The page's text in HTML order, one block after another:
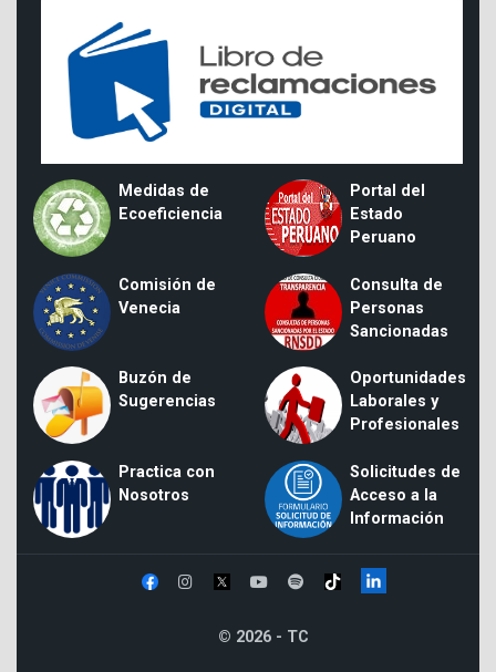
Medidas de
Ecoeficiencia
Portal del
Estado
Peruano
Comisión de
Venecia
Consulta de
Personas
Sancionadas
Buzón de
Sugerencias
Oportunidades
Laborales y
Profesionales
Practica con
Nosotros
Solicitudes de
Acceso a la
Información
© 2026 - TC